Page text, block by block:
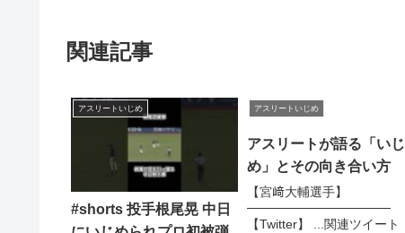
関連記事
アスリートいじめ
#shorts 投手根尾晃 中日
アスリートいじめ
アスリートが語る「いじ
め」とその向き合い方
【宮﨑大輔選手】
────────────────
【Twitter】 ...関連ツイート